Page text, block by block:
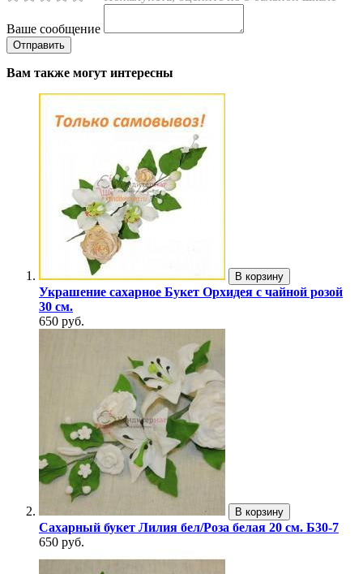
Ваше сообщение
Вам также могут интересны
В корзину
Украшение сахарное Букет Орхидея с чайной розой
30 см.
650 руб.
В корзину
Сахарный букет Лилия бел/Роза белая 20 см. Б30-7
650 руб.